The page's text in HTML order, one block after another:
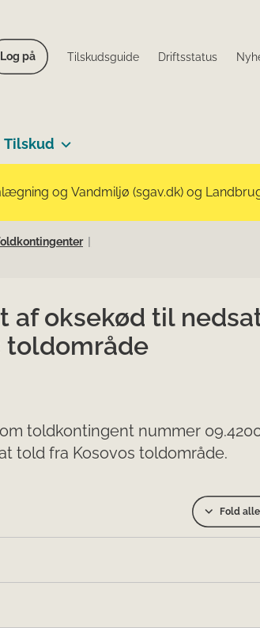
Log på Tilskudsguide Driftsstatus
Tilskud
og Vandmiljø (sgav.dk) og
af oksekød til
toldområde
toldkontingent nummer
told fra Kosovos toldområde.
Fold